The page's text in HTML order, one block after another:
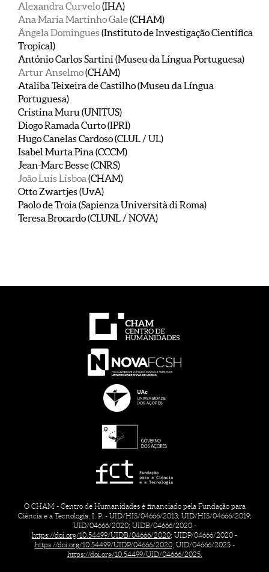
Alexandra Curvelo(IHA)
Ana Maria Martinho Gale(CHAM)
Ângela Domingues(Instituto de Investigação Científica
Tropical)
António Carlos Sartini (Museu da Língua Portuguesa)
Artur Anselmo(CHAM)
Ataliba Teixeira de Castilho (Museu da Língua
Portuguesa)
Cristina Muru (UNITUS)
Diogo Ramada Curto (IPRI)
Hugo Canelas Cardoso (CLUL / UL)
Isabel Murta Pina (CCCM)
Jean-Marc Besse (CNRS)
João Luís Lisboa (CHAM)
Otto Zwartjes (UvA)
Paolo de Troia (Sapienza Università di Roma)
Teresa Brocardo (CLUNL / NOVA)
O CHAM - Centro de Humanidades é financiado pela Fundação para
Ciência e a Tecnologia, I. P. - UID/HIS/04666/2013; UID/HIS/04666/2019;
UID/04666/2020; UIDB/04666/2020 -
https://doi.org/10.54499/UIDB/04666/2020; UIDP/04666/2020 -
https://doi.org/10.54499/UIDP/04666/2020; UID/04666/2025 -
https://doi.org/10.54499/UID/04666/2025.